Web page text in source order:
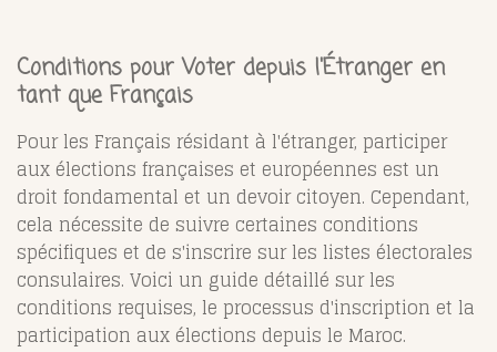
Conditions pour Voter depuis l'Étranger en
tant que Français
Pour les Français résidant à l'étranger, participer
aux élections françaises et européennes est un
droit fondamental et un devoir citoyen. Cependant,
cela nécessite de suivre certaines conditions
spécifiques et de s'inscrire sur les listes électorales
consulaires. Voici un guide détaillé sur les
conditions requises, le processus d'inscription et la
participation aux élections depuis le Maroc.